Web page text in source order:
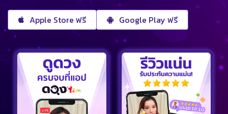
Apple Store ฟรี Google Play ฟรี